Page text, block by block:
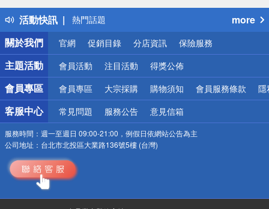
活動快訊
得獎公告
熱門話題
銀行優惠
偏遠地區配送
詐騙網頁！請小心！
more
關於我們
官網 促銷目錄 分店資訊 保險服務
主題活動 會員活動 注目活動 得獎公佈
會員專區 會員專區 大宗採購 購物須知 會員服務條款 隱
客服中心 常見問題 服務公告 意見信箱
服務時間： 週一至週日 09:00-21:00，例假日依網站公告為主
公司地址： 台北市北投區大業路136號5樓 (台灣)